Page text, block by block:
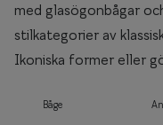
med glasögonbågar
stilkategorier av
Ikoniska former eller
Båge